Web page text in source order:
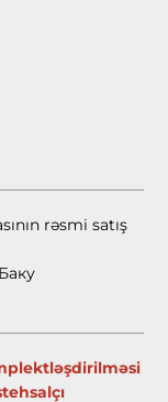
rəsmi satış